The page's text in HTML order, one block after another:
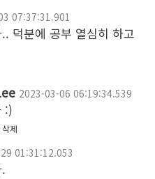
07:37:31.901
덕분에 공부 열심히 하고
2023-03-06 06:19:34.539
:)
삭제
01:31:12.053